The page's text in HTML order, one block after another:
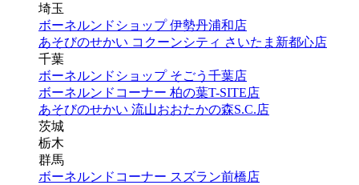
埼玉
ボーネルンドショップ 伊勢丹浦和店
あそびのせかい コクーンシティ さいたま新都心店
千葉
ボーネルンドショップ そごう千葉店
ボーネルンドコーナー 柏の葉T-SITE店
あそびのせかい 流山おおたかの森S.C.店
茨城
栃木
群馬
ボーネルンドコーナー スズラン前橋店